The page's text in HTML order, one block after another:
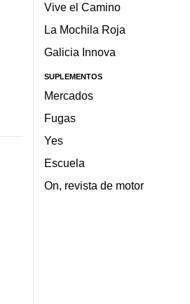
Vive el Camino
La Mochila Roja
Galicia Innova
SUPLEMENTOS
Mercados
Fugas
Yes
Escuela
On, revista de motor